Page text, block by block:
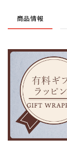
商品情報